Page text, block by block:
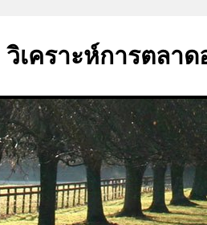
เคราะห์การตลา